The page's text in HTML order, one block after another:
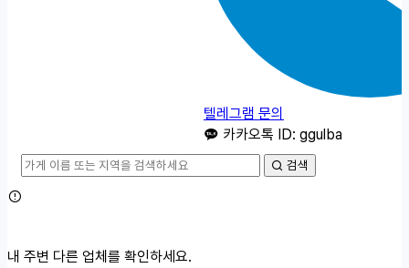
텔레그램 문의
카카오톡 ID: ggulba
검색
내 주변 다른 업체를 확인하세요.